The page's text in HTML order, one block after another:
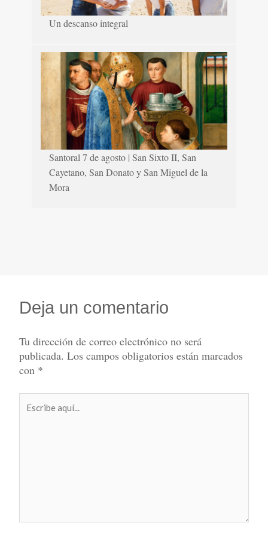
Un descanso integral
Santoral 7 de agosto | San Sixto II, San
Cayetano, San Donato y San Miguel de la
Mora
Deja un comentario
Tu dirección de correo electrónico no será
publicada. Los campos obligatorios están marcados
con *
aquí...